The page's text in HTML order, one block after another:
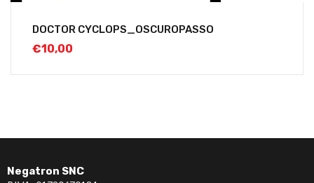
DOCTOR CYCLOPS_OSCUROPASSO
€10,00
Negatron SNC